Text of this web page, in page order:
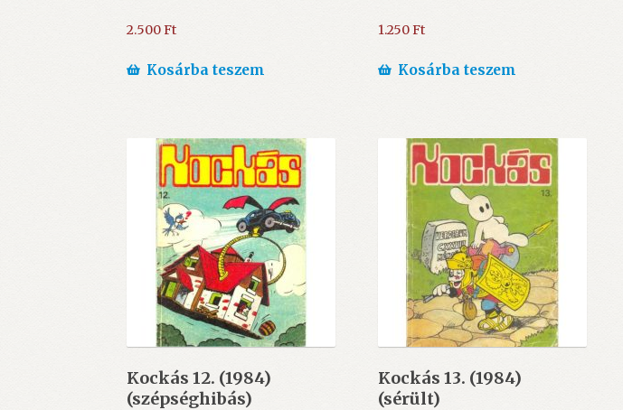
2.500Ft
Kosárba teszem
1.250Ft
Kosárba teszem
Kockás 12. (1984)
(szépséghibás)
Kockás 13. (1984)
(sérült)